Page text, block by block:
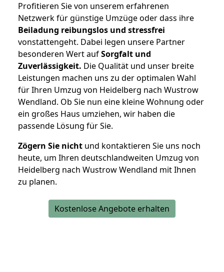
Profitieren Sie von unserem erfahrenen
Netzwerk für günstige Umzüge oder dass ihre
Beiladung reibungslos und stressfrei
vonstattengeht. Dabei legen unsere Partner
besonderen Wert aufSorgfalt und
Zuverlässigkeit. Die Qualität und unser breite
Leistungen machen uns zu der optimalen Wahl
für Ihren Umzug von Heidelberg nach Wustrow
Wendland. Ob Sie nun eine kleine Wohnung oder
ein großes Haus umziehen, wir haben die
passende Lösung für Sie.
Zögern Sie nicht und kontaktieren Sie uns noch
heute, um Ihren deutschlandweiten Umzug von
Heidelberg nach Wustrow Wendland mit Ihnen
zu planen.
Kostenlose Angebote erhalten